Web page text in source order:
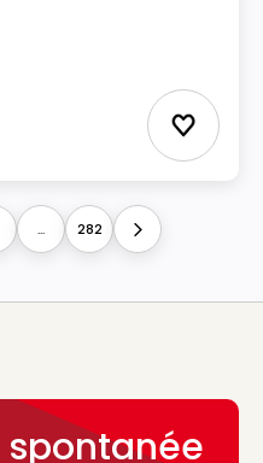
Ajouter
... 282 Next